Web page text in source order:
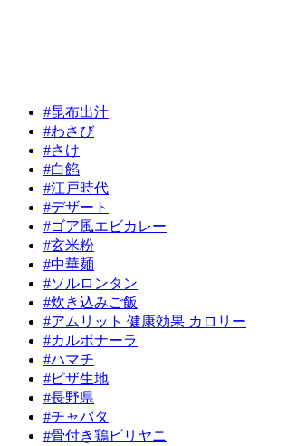
#昆布出汁
#わさび
#さけ
#白餡
#江戸時代
#デザート
#ゴア風エビカレー
#玄米粉
#中華麺
#ソルロンタン
#炊き込みご飯
#アムリット 健康効果 カロリー
#カルボナーラ
#ハマチ
#ピザ生地
#長野県
#チャバタ
#骨付き鶏ビリヤニ